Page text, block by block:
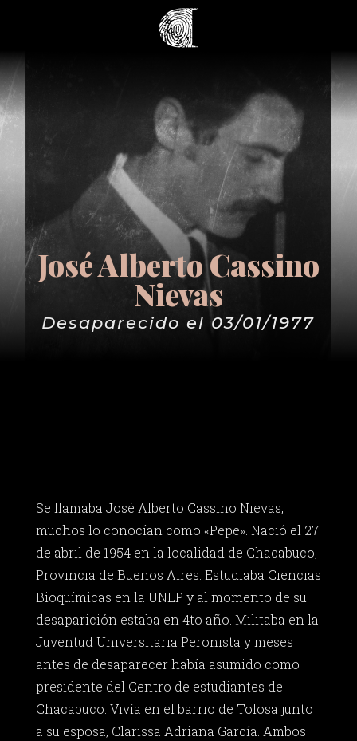
José Alberto Cassino
Nievas
Desaparecido el 03/01/1977
Se llamaba José Alberto Cassino Nievas,
muchos lo conocían como «Pepe». Nació el 27
de abril de 1954 en la localidad de Chacabuco,
Provincia de Buenos Aires. Estudiaba Ciencias
Bioquímicas en la UNLP y al momento de su
desaparición estaba en 4to año. Militaba en la
Juventud Universitaria Peronista y meses
antes de desaparecer había asumido como
presidente del Centro de estudiantes de
Chacabuco. Vivía en el barrio de Tolosa junto
a su esposa, Clarissa Adriana García. Ambos